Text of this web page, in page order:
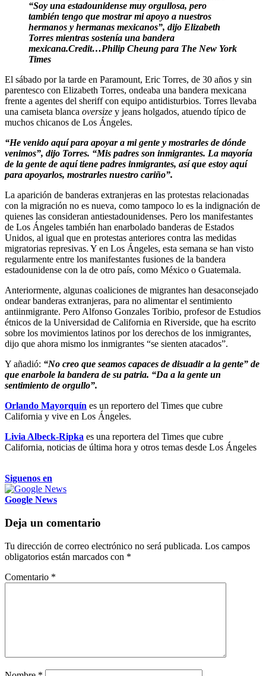
“Soy una estadounidense muy orgullosa, pero
también tengo que mostrar mi apoyo a nuestros
hermanos y hermanas mexicanos”, dijo Elizabeth
Torres mientras sostenía una bandera
mexicana.Credit…Philip Cheung para The New York
Times
El sábado por la tarde en Paramount, Eric Torres, de 30 años y sin
parentesco con Elizabeth Torres, ondeaba una bandera mexicana
frente a agentes del sheriff con equipo antidisturbios. Torres llevaba
una camiseta blanca oversize y jeans holgados, atuendo típico de
muchos chicanos de Los Ángeles.
“He venido aquí para apoyar a mi gente y mostrarles de dónde
venimos”, dijo Torres. “Mis padres son inmigrantes. La mayoría
de la gente de aquí tiene padres inmigrantes, así que estoy aquí
para apoyarlos, mostrarles nuestro cariño”.
La aparición de banderas extranjeras en las protestas relacionadas
con la migración no es nueva, como tampoco lo es la indignación de
quienes las consideran antiestadounidenses. Pero los manifestantes
de Los Ángeles también han enarbolado banderas de Estados
Unidos, al igual que en protestas anteriores contra las medidas
migratorias represivas. Y en Los Ángeles, esta semana se han visto
regularmente entre los manifestantes fusiones de la bandera
estadounidense con la de otro país, como México o Guatemala.
Anteriormente, algunas coaliciones de migrantes han desaconsejado
ondear banderas extranjeras, para no alimentar el sentimiento
antiinmigrante. Pero Alfonso Gonzales Toribio, profesor de Estudios
étnicos de la Universidad de California en Riverside, que ha escrito
sobre los movimientos latinos por los derechos de los inmigrantes,
dijo que ahora mismo los inmigrantes “se sienten atacados”.
Y añadió: “No creo que seamos capaces de disuadir a la gente” de
que enarbole la bandera de su patria. “Da a la gente un
sentimiento de orgullo”.
Orlando Mayorquín es un reportero del Times que cubre
California y vive en Los Ángeles.
Livia Albeck-Ripka es una reportera del Times que cubre
California, noticias de última hora y otros temas desde Los Ángeles
Siguenos en
Google News
Deja un comentario
Tu dirección de correo electrónico no será publicada. Los campos
obligatorios están marcados con *
Comentario *